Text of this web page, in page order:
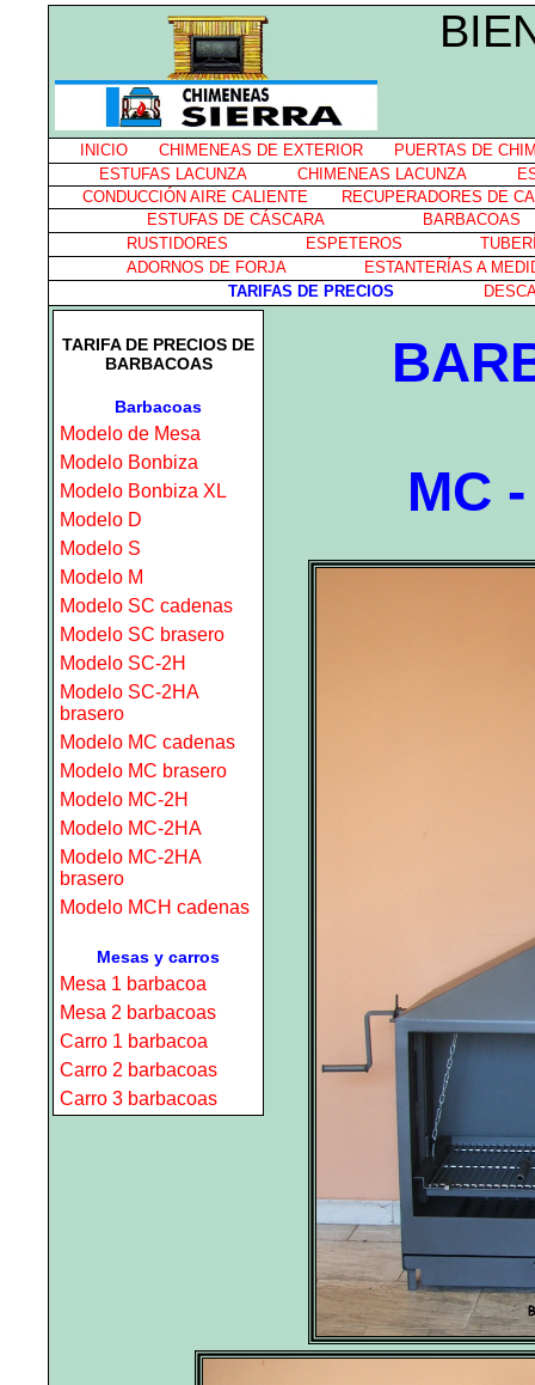
INICIO CHIMENEAS DE EXTERIOR
PUERTAS DE
ESTUFAS LACUNZA
CHIMENEAS LACUNZA
CONDUCCIÓN AIRE CALIENTE
RECUPERADORES DE
ESTUFAS DE CÁSCARA
BARBACOAS
RUSTIDORES
ESPETEROS
ADORNOS DE FORJA
ESTANTERÍAS A
TARIFAS DE PRECIOS
TARIFA DE PRECIOS DE
BARBACOAS
Barbacoas
Modelo de Mesa
Modelo Bonbiza
Modelo Bonbiza XL
Modelo D
Modelo S
Modelo M
Modelo SC cadenas
Modelo SC brasero
Modelo SC-2H
Modelo SC-2HA
brasero
Modelo MC cadenas
Modelo MC brasero
Modelo MC-2H
Modelo MC-2HA
Modelo MC-2HA
brasero
Modelo MCH cadenas
Mesas y carros
Mesa 1 barbacoa
Mesa 2 barbacoas
Carro 1 barbacoa
Carro 2 barbacoas
Carro 3 barbacoas
MC